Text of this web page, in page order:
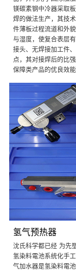
镁碳素钢中冷器采取
焊的做法生产，其技
件薄板过程流道和外
与湿度，使复合表层
接头、无焊接加工件
点，其对接焊后的比
保障类产品的优良效能
氢气预热器
沈氏科学都已经 为先
氢染料電池系统化手
气加水器是氢染料電